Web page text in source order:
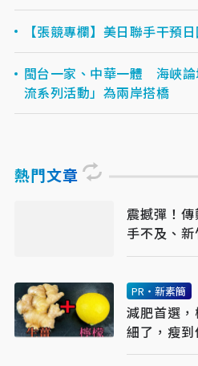
【張競專欄】美日聯手干預
閩台一家、中華一體 海峽論
流系列活動」為兩岸搭橋
熱門文章
震撼彈！
手不及、
PR・新素簡
減肥首選
細了，瘦